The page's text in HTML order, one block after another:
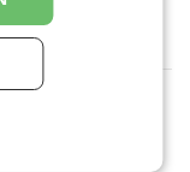
hat im
operativ
die
übertroffen.
ARA und